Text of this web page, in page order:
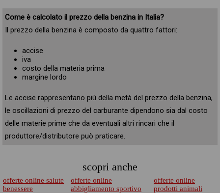
Come è calcolato il prezzo della benzina in Italia?
Il prezzo della benzina è composto da quattro fattori:
accise
iva
costo della materia prima
margine lordo
Le accise rappresentano più della metà del prezzo della benzina,
le oscillazioni di prezzo del carburante dipendono sia dal costo
delle materie prime che da eventuali altri rincari che il
produttore/distributore può praticare.
scopri anche
offerte online salute
benessere
offerte online
abbigliamento sportivo
offerte online
prodotti animali